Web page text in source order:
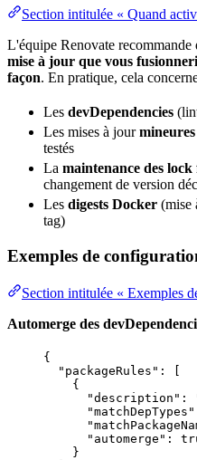
Section intitulée « Quand
L'équipe Renovate
mise à jour que vous
façon. En pratique, cela
Les devDependencies
Les mises à jour
testés
La maintenance des lock
changement de version
Les digests Docker (mise
tag)
Exemples de
Section intitulée « Exemples
Automerge des
{
"packageRules" : [
{
"description" :
"matchDepTypes"
"automerge" :
}